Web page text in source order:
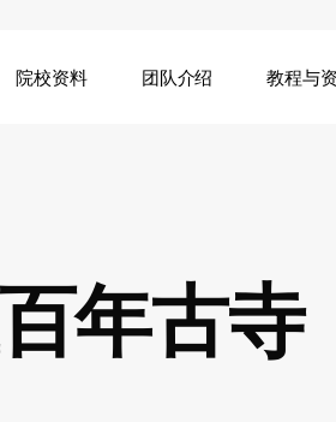
院校资料 团队介绍 教程与
年古寺